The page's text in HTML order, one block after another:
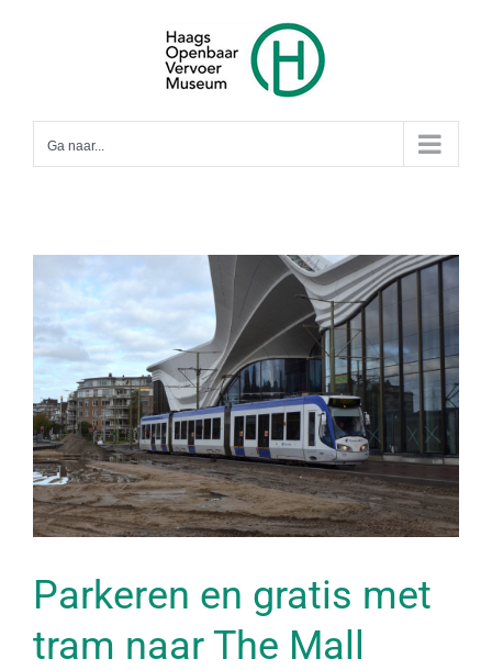
Ga naar...
Parkeren en gratis met
tram naar The Mall